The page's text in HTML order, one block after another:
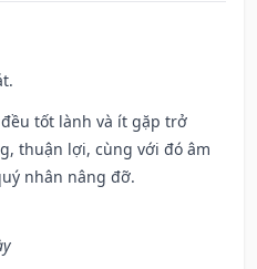
tốt lành và ít gặp trở
thuận lợi, cùng với đó âm
nhân nâng đỡ.